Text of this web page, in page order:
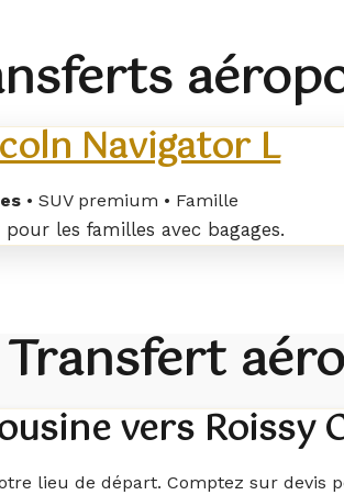
Navigator L
• SUV premium • Famille
pour les familles avec bagages.
vers Roissy
lieu de départ. Comptez sur devis